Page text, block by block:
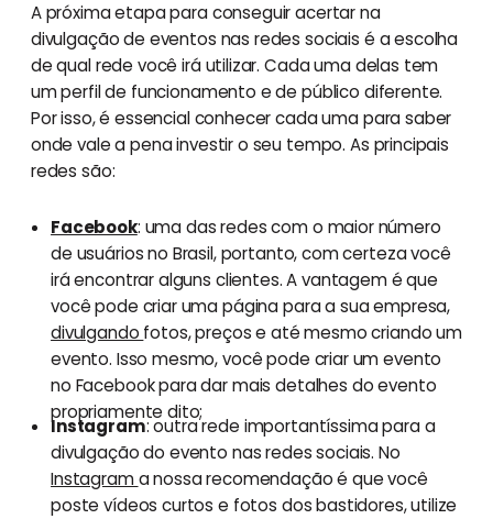
A próxima etapa para conseguir acertar na
divulgação de eventos nas redes sociais é a escolha
de qual rede você irá utilizar. Cada uma delas tem
um perfil de funcionamento e de público diferente.
Por isso, é essencial conhecer cada uma para saber
onde vale a pena investir o seu tempo. As principais
redes são:
Facebook: uma das redes com o maior número
de usuários no Brasil, portanto, com certeza você
irá encontrar alguns clientes. A vantagem é que
você pode criar uma página para a sua empresa,
divulgando fotos, preços e até mesmo criando um
evento. Isso mesmo, você pode criar um evento
no Facebook para dar mais detalhes do evento
propriamente dito;
Instagram: outra rede importantíssima para a
divulgação do evento nas redes sociais. No
Instagrama nossa recomendação é que você
poste vídeos curtos e fotos dos bastidores, utilize